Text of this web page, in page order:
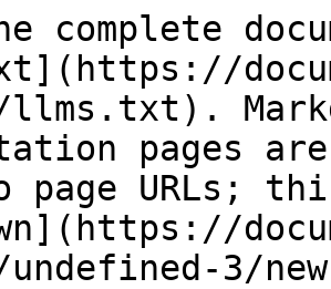
complete
pages
page URLs;
3/